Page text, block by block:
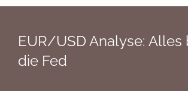
EUR/USD Analyse: Alles
die Fed